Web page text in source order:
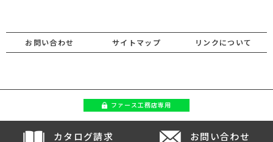
お問い合わせ サイトマップ リンクについて
ファース工務店専用
カタログ請求 お問い合わせ